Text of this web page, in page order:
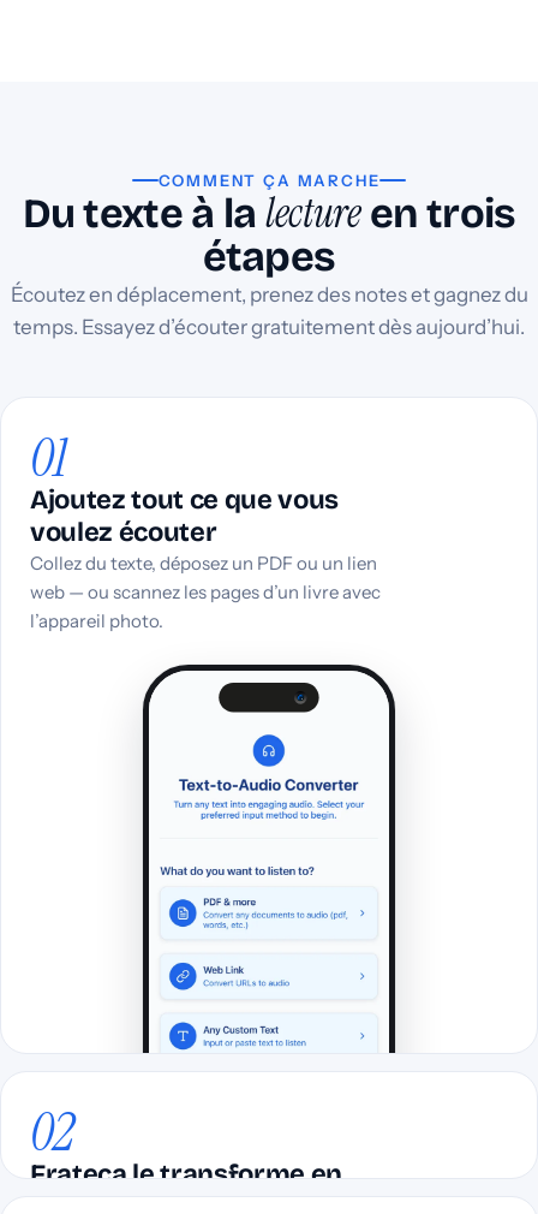
COMMENT ÇA MARCHE
Du texte à lalectureen trois
étapes
Écoutez en déplacement, prenez des notes et gagnez du
temps. Essayez d’écouter gratuitement dès aujourd’hui.
01
Ajoutez tout ce que vous
voulez écouter
Collez du texte, déposez un PDF ou un lien
web — ou scannez les pages d’un livre avec
l’appareil photo.
02
Frateca le transforme en
audio naturel